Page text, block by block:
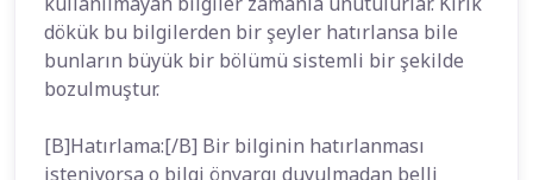
dökük bu bilgilerden bir şeyler hatırlansa bile
bunların büyük bir bölümü sistemli bir şekilde
bozulmuştur.
[B]Hatırlama:[/B] Bir bilginin hatırlanması
isteniyorsa o bilgi önyargı duyulmadan belli